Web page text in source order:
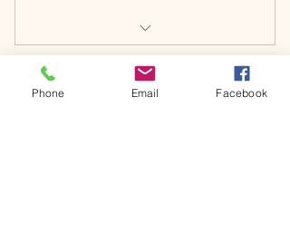
Pilates tous niveaux
Phone Email Facebook